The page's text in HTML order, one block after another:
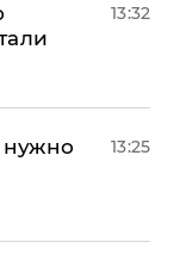
13:32
нужно
13:25